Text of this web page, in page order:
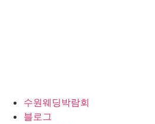
수원웨딩박람회
블로그